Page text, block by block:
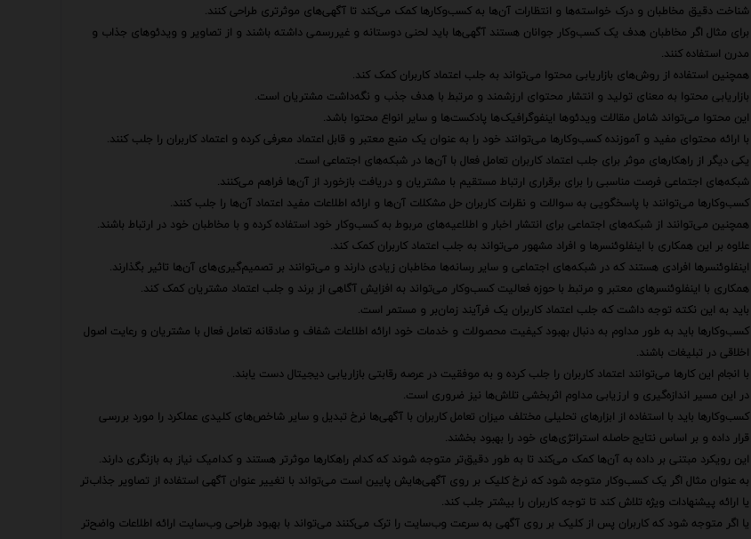
شناخت دقیق مخاطبان و درک خواسته‌ها و انتظارات آن‌ها به کسب‌وکارها کمک می‌کند تا آگهی‌های موثرتری طراحی کنند.
برای مثال اگر مخاطبان هدف یک کسب‌وکار جوانان هستند آگهی‌ها باید لحنی دوستانه و غیررسمی داشته باشند و از تصاویر و ویدئوهای جذاب و
مدرن استفاده کنند.
همچنین استفاده از روش‌های بازاریابی محتوا می‌تواند به جلب اعتماد کاربران کمک کند.
بازاریابی محتوا به معنای تولید و انتشار محتوای ارزشمند و مرتبط با هدف جذب و نگه‌داشت مشتریان است.
این محتوا می‌تواند شامل مقالات ویدئوها اینفوگرافیک‌ها پادکست‌ها و سایر انواع محتوا باشد.
با ارائه محتوای مفید و آموزنده کسب‌وکارها می‌توانند خود را به عنوان یک منبع معتبر و قابل اعتماد معرفی کرده و اعتماد کاربران را جلب کنند.
یکی دیگر از راهکارهای موثر برای جلب اعتماد کاربران تعامل فعال با آن‌ها در شبکه‌های اجتماعی است.
شبکه‌های اجتماعی فرصت مناسبی را برای برقراری ارتباط مستقیم با مشتریان و دریافت بازخورد از آن‌ها فراهم می‌کنند.
کسب‌وکارها می‌توانند با پاسخگویی به سوالات و نظرات کاربران حل مشکلات آن‌ها و ارائه اطلاعات مفید اعتماد آن‌ها را جلب کنند.
همچنین می‌توانند از شبکه‌های اجتماعی برای انتشار اخبار و اطلاعیه‌های مربوط به کسب‌وکار خود استفاده کرده و با مخاطبان خود در ارتباط باشند.
علاوه بر این همکاری با اینفلوئنسرها و افراد مشهور می‌تواند به جلب اعتماد کاربران کمک کند.
اینفلوئنسرها افرادی هستند که در شبکه‌های اجتماعی و سایر رسانه‌ها مخاطبان زیادی دارند و می‌توانند بر تصمیم‌گیری‌های آن‌ها تاثیر بگذارند.
همکاری با اینفلوئنسرهای معتبر و مرتبط با حوزه فعالیت کسب‌وکار می‌تواند به افزایش آگاهی از برند و جلب اعتماد مشتریان کمک کند.
باید به این نکته توجه داشت که جلب اعتماد کاربران یک فرآیند زمان‌بر و مستمر است.
کسب‌وکارها باید به طور مداوم به دنبال بهبود کیفیت محصولات و خدمات خود ارائه اطلاعات شفاف و صادقانه تعامل فعال با مشتریان و رعایت اصول
اخلاقی در تبلیغات باشند.
با انجام این کارها می‌توانند اعتماد کاربران را جلب کرده و به موفقیت در عرصه رقابتی بازاریابی دیجیتال دست یابند.
در این مسیر اندازه‌گیری و ارزیابی مداوم اثربخشی تلاش‌ها نیز ضروری است.
کسب‌وکارها باید با استفاده از ابزارهای تحلیلی مختلف میزان تعامل کاربران با آگهی‌ها نرخ تبدیل و سایر شاخص‌های کلیدی عملکرد را مورد بررسی
قرار داده و بر اساس نتایج حاصله استراتژی‌های خود را بهبود بخشند.
این رویکرد مبتنی بر داده به آن‌ها کمک می‌کند تا به طور دقیق‌تر متوجه شوند که کدام راهکارها موثرتر هستند و کدامیک نیاز به بازنگری دارند.
به عنوان مثال اگر یک کسب‌وکار متوجه شود که نرخ کلیک بر روی آگهی‌هایش پایین است می‌تواند با تغییر عنوان آگهی استفاده از تصاویر جذاب‌تر
یا ارائه پیشنهادات ویژه تلاش کند تا توجه کاربران را بیشتر جلب کند.
یا اگر متوجه شود که کاربران پس از کلیک بر روی آگهی به سرعت وب‌سایت را ترک می‌کنند می‌تواند با بهبود طراحی وب‌سایت ارائه اطلاعات واضح‌تر